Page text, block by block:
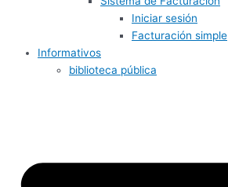
Iniciar sesión
Facturación simple
Informativos
biblioteca pública